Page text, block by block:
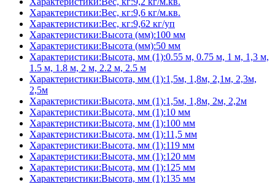
Характеристики:Вес, кг:9,6 кг/м.кв.
Характеристики:Вес, кг:9,62 кг/уп
Характеристики:Высота (мм):100 мм
Характеристики:Высота (мм):50 мм
Характеристики:Высота, мм (1):0.55 м, 0.75 м, 1 м, 1,3 м,
1.5 м, 1.8 м, 2 м, 2.2 м, 2.5 м
Характеристики:Высота, мм (1):1,5м, 1,8м, 2,1м, 2,3м,
2,5м
Характеристики:Высота, мм (1):1,5м, 1,8м, 2м, 2,2м
Характеристики:Высота, мм (1):10 мм
Характеристики:Высота, мм (1):100 мм
Характеристики:Высота, мм (1):11,5 мм
Характеристики:Высота, мм (1):119 мм
Характеристики:Высота, мм (1):120 мм
Характеристики:Высота, мм (1):125 мм
Характеристики:Высота, мм (1):135 мм